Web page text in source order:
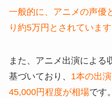
一般的に、アニメの声優
り約5万円とされています
また、アニメ出演による
基づいており、 1本の出
45,000円程度が相場です。